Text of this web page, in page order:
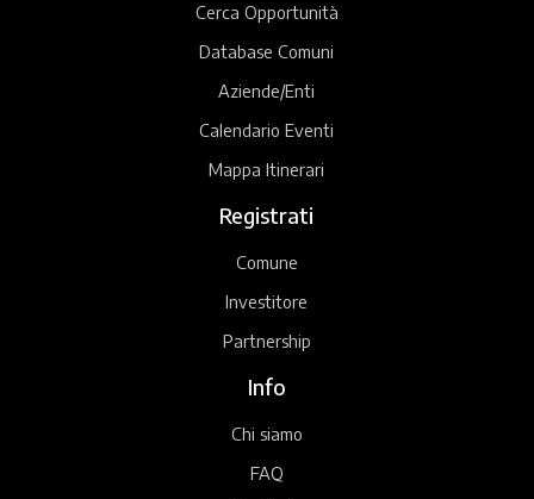
Cerca Opportunità
Database Comuni
Aziende/Enti
Calendario Eventi
Mappa Itinerari
Registrati
Comune
Investitore
Partnership
Info
Chi siamo
FAQ